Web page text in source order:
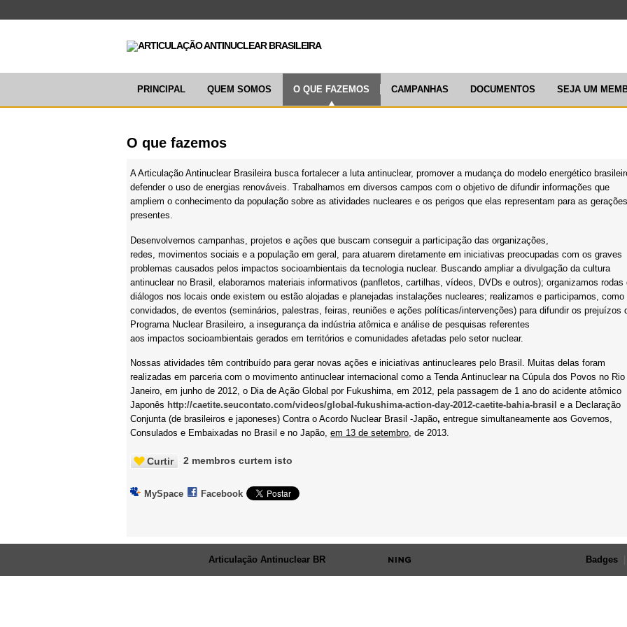
PRINCIPAL QUEM SOMOS O QUE FAZEMOS CAMPANHAS DOCUMENTOS SEJA UM
O que fazemos
A Articulação Antinuclear Brasileira busca fortalecer a luta antinuclear, promover a mudança do modelo energético
defender o uso de energias renováveis. Trabalhamos em diversos campos com o objetivo de difundir informações que
ampliem o conhecimento da população sobre as atividades nucleares e os perigos que elas representam para as gerações
presentes.
Desenvolvemos campanhas, projetos e ações que buscam conseguir a participação das organizações,
redes, movimentos sociais e a população em geral, para atuarem diretamente em iniciativas preocupadas com os graves
problemas causados pelos impactos socioambientais da tecnologia nuclear. Buscando ampliar a divulgação da cultura
antinuclear no Brasil, elaboramos materiais informativos (panfletos, cartilhas, vídeos, DVDs e outros); organizamos rodas
diálogos nos locais onde existem ou estão alojadas e planejadas instalações nucleares; realizamos e participamos, como
convidados, de eventos (seminários, palestras, feiras, reuniões e ações políticas/intervenções) para difundir os prejuízos
Programa Nuclear Brasileiro, a insegurança da indústria atômica e análise de pesquisas referentes
aos impactos socioambientais gerados em territórios e comunidades afetadas pelo setor nuclear.
Nossas atividades têm contribuído para gerar novas ações e iniciativas antinucleares pelo Brasil. Muitas delas foram
realizadas em parceria com o movimento antinuclear internacional como a Tenda Antinuclear na Cúpula dos Povos no Rio
Janeiro, em junho de 2012, o Dia de Ação Global por Fukushima, em 2012, pela passagem de 1 ano do acidente atômico
Japonês http://caetite.seucontato.com/videos/global-fukushima-action-day-2012-caetite-bahia-brasil e a Declaração
Conjunta(de brasileiros e japoneses) Contra o Acordo Nuclear Brasil -Japão, entregue simultaneamente aos Governos,
Consulados e Embaixadas no Brasil e no Japão, em 13 de setembro, de 2013.
Curtir 2 membros curtem isto
MySpace Facebook
Articulação Antinuclear BR Badges